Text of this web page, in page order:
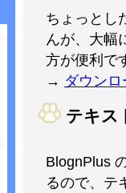
ちょっとし
んが、大幅
方が便利で
→ ダウン
テキス
BlognPlus
るので、テ